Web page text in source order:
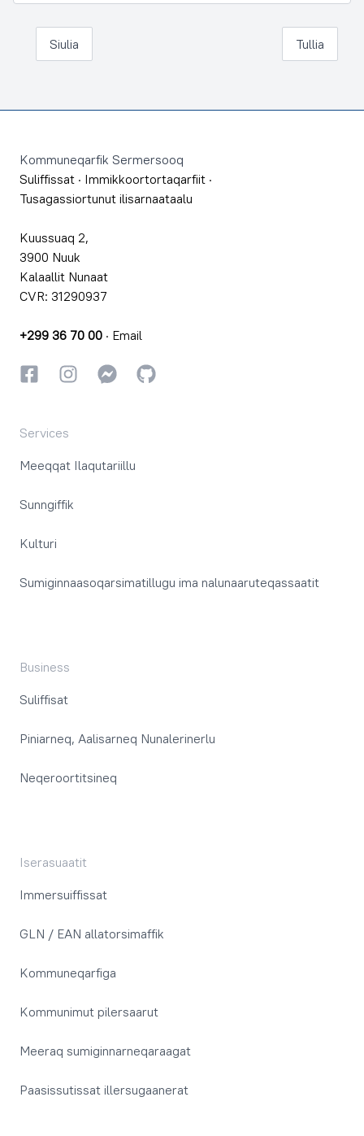
Siulia Tullia
Kommuneqarfik Sermersooq
Suliffissat · Immikkoortortaqarfiit ·
Tusagassiortunut ilisarnaataalu
Kuussuaq 2,
3900 Nuuk
Kalaallit Nunaat
CVR: 31290937
+299 36 70 00 · Email
FacebookkiInstagrammiInstagrammi
GitHub
Services
Meeqqat Ilaqutariillu
Sunngiffik
Kulturi
Sumiginnaasoqarsimatillugu ima nalunaaruteqassaatit
Business
Suliffisat
Piniarneq, Aalisarneq Nunalerinerlu
Neqeroortitsineq
Iserasuaatit
Immersuiffissat
GLN / EAN allatorsimaffik
Kommuneqarfiga
Kommunimut pilersaarut
Meeraq sumiginnarneqaraagat
Paasissutissat illersugaanerat